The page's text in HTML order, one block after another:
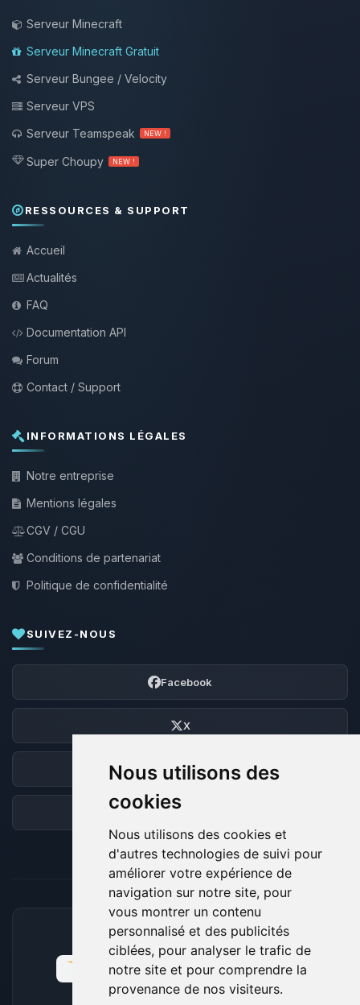
Nous utilisons des
cookies
Nous utilisons des cookies et
d'autres technologies de suivi pour
améliorer votre expérience de
navigation sur notre site, pour
vous montrer un contenu
personnalisé et des publicités
ciblées, pour analyser le trafic de
notre site et pour comprendre la
provenance de nos visiteurs.
Serveur Minecraft
Serveur Minecraft Gratuit
Serveur Bungee / Velocity
Serveur VPS
Serveur Teamspeak
NEW !
Super Choupy NEW !
RESSOURCES & SUPPORT
Accueil
Actualités
FAQ
Documentation API
Forum
Contact / Support
INFORMATIONS LÉGALES
Notre entreprise
Mentions légales
CGV / CGU
Conditions de partenariat
Politique de confidentialité
SUIVEZ-NOUS
Facebook
X
Discord
Forum
MOYENS DE PAIEMENT ACCEPTÉS